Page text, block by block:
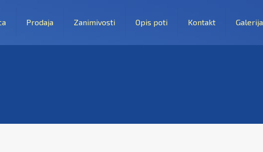
Prodaja Zanimivosti Opis poti Kontakt Galerija